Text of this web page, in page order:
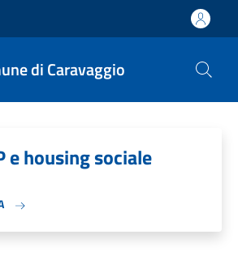
di Caravaggio
e housing sociale